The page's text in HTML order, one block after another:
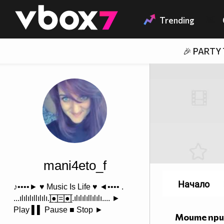
👾 Trending
🎉 PARTY
mani4eto_f
♪••••► ♥ Music Is Life ♥ ◄•••• .
...ılılılıllılılı.|̲̅̅●̲̅̅|̲̅̅=̲̅̅|̲̅̅●̲­̅̅|.ılılılıllılılı.... ►
Play ▌▌ Pause ■ Stop ►
Моите
Начало